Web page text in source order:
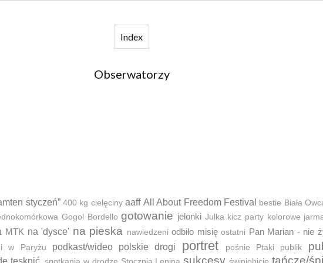
Index
Obserwatorzy
styczeń” 400 kg cielęciny aaff All About Freedom Festival bestie Biała
Gogol Bordello gotowanie jelonki Julka kicz party kolorowe
MTK na 'dysce' na pieska nawiedzeni odbiło misię ostatni Pan Marian - nie
w Paryżu podkast/wideo polskie drogi portret pośnie Ptaki publik
tęsknić. sukcesy tańczę/